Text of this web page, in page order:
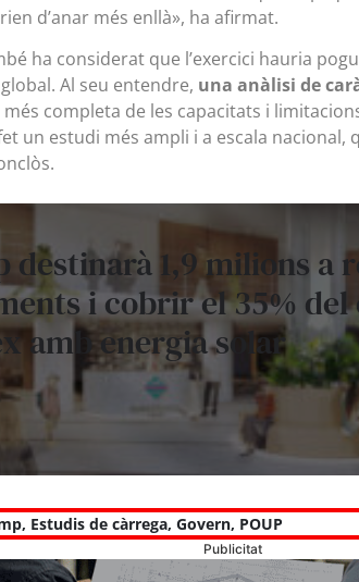
d’anar més enllà», ha afirmat.
ha considerat que l’exercici hauria
Al seu entendre, una anàlisi de
completa de les capacitats i
fet un estudi més ampli i a escala
destinarà 1,9 milions a
i cobrir el 35% del
amb energia solar
, Estudis de càrrega, Govern, POUP
Publicitat